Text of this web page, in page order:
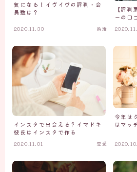
気になる！イヴイヴの評判・会
員数は？
2020.11.30 婚活
【評
ーの口
インスタで出会える？イマドキ
彼氏はインスタで作る
2020.11.01 恋愛
今年は
はマッ